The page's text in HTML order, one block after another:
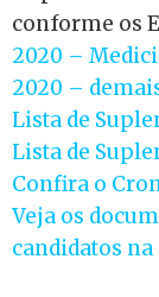
conforme os
2020 –
2020 –
Lista de
Lista de
Confira o
Veja os
candidatos